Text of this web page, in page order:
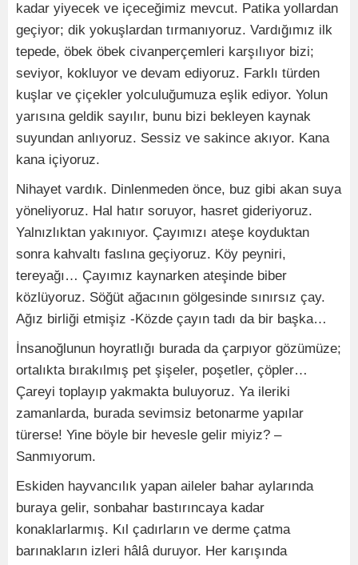
kadar yiyecek ve içeceğimiz mevcut. Patika yollardan
geçiyor; dik yokuşlardan tırmanıyoruz. Vardığımız ilk
tepede, öbek öbek civanperçemleri karşılıyor bizi;
seviyor, kokluyor ve devam ediyoruz. Farklı türden
kuşlar ve çiçekler yolculuğumuza eşlik ediyor. Yolun
yarısına geldik sayılır, bunu bizi bekleyen kaynak
suyundan anlıyoruz. Sessiz ve sakince akıyor. Kana
kana içiyoruz.
Nihayet vardık. Dinlenmeden önce, buz gibi akan suya
yöneliyoruz. Hal hatır soruyor, hasret gideriyoruz.
Yalnızlıktan yakınıyor. Çayımızı ateşe koyduktan
sonra kahvaltı faslına geçiyoruz. Köy peyniri,
tereyağı… Çayımız kaynarken ateşinde biber
közlüyoruz. Söğüt ağacının gölgesinde sınırsız çay.
Ağız birliği etmişiz -Közde çayın tadı da bir başka…
İnsanoğlunun hoyratlığı burada da çarpıyor gözümüze;
ortalıkta bırakılmış pet şişeler, poşetler, çöpler…
Çareyi toplayıp yakmakta buluyoruz. Ya ileriki
zamanlarda, burada sevimsiz betonarme yapılar
türerse! Yine böyle bir hevesle gelir miyiz? –
Sanmıyorum.
Eskiden hayvancılık yapan aileler bahar aylarında
buraya gelir, sonbahar bastırıncaya kadar
konaklarlarmış. Kıl çadırların ve derme çatma
barınakların izleri hâlâ duruyor. Her karışında